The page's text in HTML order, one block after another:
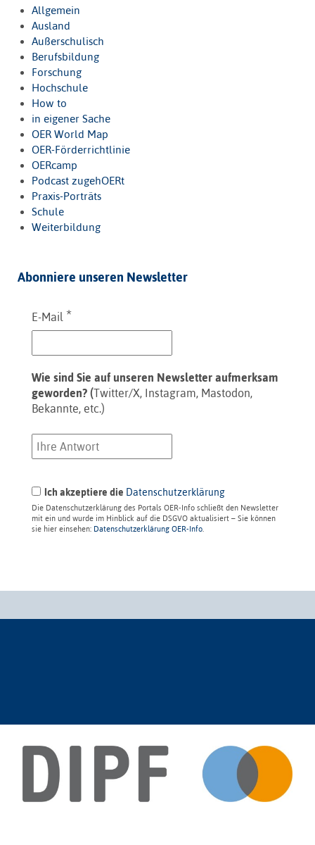
Allgemein
Ausland
Außerschulisch
Berufsbildung
Forschung
Hochschule
How to
in eigener Sache
OER World Map
OER-Förderrichtlinie
OERcamp
Podcast zugehOERt
Praxis-Porträts
Schule
Weiterbildung
Abonniere unseren Newsletter
E-Mail *
Wie sind Sie auf unseren Newsletter aufmerksam
geworden? (Twitter/X, Instagram, Mastodon,
Bekannte, etc.)
Ich akzeptiere die Datenschutzerklärung
Die Datenschutzerklärung des Portals OER-Info schließt den Newsletter
mit ein und wurde im Hinblick auf die DSGVO aktualisiert – Sie können
sie hier einsehen: Datenschutzerklärung OER-Info